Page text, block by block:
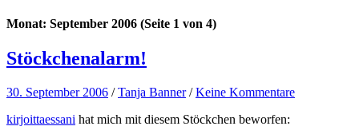
Monat: September 2006 (Seite 1 von 4)
Stöckchenalarm!
30. September 2006 /Tanja Banner /Keine Kommentare
kirjoittaessani hat mich mit diesem Stöckchen beworfen: